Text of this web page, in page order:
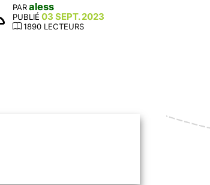
PAR aless
PUBLIÉ 03 SEPT. 2023
1890 LECTEURS